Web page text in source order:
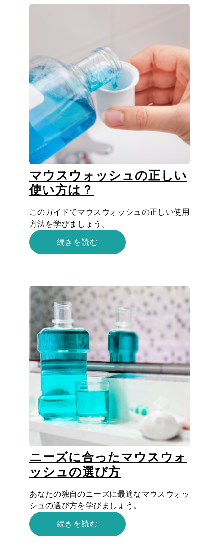
マウスウォッシュの正しい
使い方は？
このガイドでマウスウォッシュの正しい使用
方法を学びましょう。
続きを読む
ニーズに合ったマウスウォ
ッシュの選び方
あなたの独自のニーズに最適なマウスウォッ
シュの選び方を学びましょう。
続きを読む